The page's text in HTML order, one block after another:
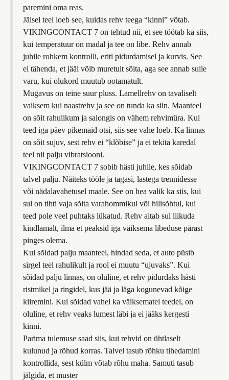
paremini oma reas.
Jäisel teel loeb see, kuidas rehv teega “kinni” võtab.
VIKINGCONTACT 7 on tehtud nii, et see töötab ka siis,
kui temperatuur on madal ja tee on libe. Rehv annab
juhile rohkem kontrolli, eriti pidurdamisel ja kurvis. See
ei tähenda, et jääl võib muretult sõita, aga see annab sulle
varu, kui olukord muutub ootamatult.
Mugavus on teine suur pluss. Lamellrehv on tavaliselt
vaiksem kui naastrehv ja see on tunda ka siin. Maanteel
on sõit rahulikum ja salongis on vähem rehvimüra. Kui
teed iga päev pikemaid otsi, siis see vahe loeb. Ka linnas
on sõit sujuv, sest rehv ei “klõbise” ja ei tekita karedal
teel nii palju vibratsiooni.
VIKINGCONTACT 7 sobib hästi juhile, kes sõidab
talvel palju. Näiteks tööle ja tagasi, lastega trennidesse
või nädalavahetusel maale. See on hea valik ka siis, kui
sul on tihti vaja sõita varahommikul või hilisõhtul, kui
teed pole veel puhtaks lükatud. Rehv aitab sul liikuda
kindlamalt, ilma et peaksid iga väiksema libeduse pärast
pinges olema.
Kui sõidad palju maanteel, hindad seda, et auto püsib
sirgel teel rahulikult ja rool ei muutu “ujuvaks”. Kui
sõidad palju linnas, on oluline, et rehv pidurdaks hästi
ristmikel ja ringidel, kus jää ja läga kogunevad kõige
kiiremini. Kui sõidad vahel ka väiksematel teedel, on
oluline, et rehv veaks lumest läbi ja ei jääks kergesti
kinni.
Parima tulemuse saad siis, kui rehvid on ühtlaselt
kulunud ja rõhud korras. Talvel tasub rõhku tihedamini
kontrollida, sest külm võtab rõhu maha. Samuti tasub
jälgida, et muster